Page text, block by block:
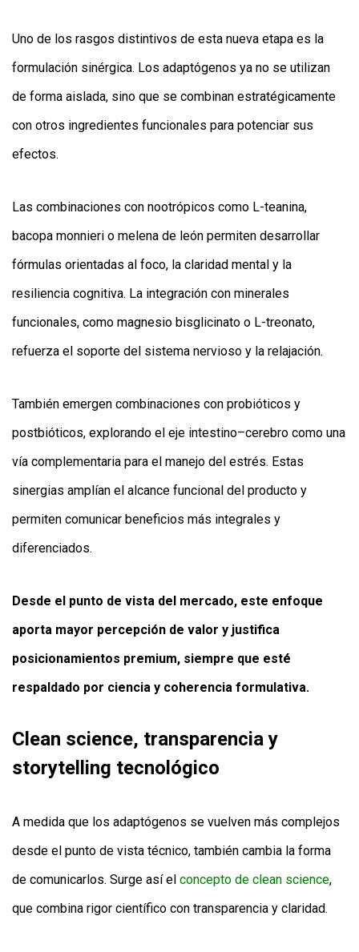
Uno de los rasgos distintivos de esta nueva etapa es la
formulación sinérgica. Los adaptógenos ya no se utilizan
de forma aislada, sino que se combinan estratégicamente
con otros ingredientes funcionales para potenciar sus
efectos.
Las combinaciones con nootrópicos como L-teanina,
bacopa monnieri o melena de león permiten desarrollar
fórmulas orientadas al foco, la claridad mental y la
resiliencia cognitiva. La integración con minerales
funcionales, como magnesio bisglicinato o L-treonato,
refuerza el soporte del sistema nervioso y la relajación.
También emergen combinaciones con probióticos y
postbióticos, explorando el eje intestino–cerebro como una
vía complementaria para el manejo del estrés. Estas
sinergias amplían el alcance funcional del producto y
permiten comunicar beneficios más integrales y
diferenciados.
Desde el punto de vista del mercado, este enfoque
aporta mayor percepción de valor y justifica
posicionamientos premium, siempre que esté
respaldado por ciencia y coherencia formulativa.
Clean science, transparencia y
storytelling tecnológico
A medida que los adaptógenos se vuelven más complejos
desde el punto de vista técnico, también cambia la forma
de comunicarlos. Surge así el concepto de clean science,
que combina rigor científico con transparencia y claridad.